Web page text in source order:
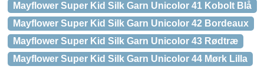
Mayflower Super Kid Silk Garn Unicolor 41 Kobolt Blå
Mayflower Super Kid Silk Garn Unicolor 42 Bordeaux
Mayflower Super Kid Silk Garn Unicolor 43 Rødtræ
Mayflower Super Kid Silk Garn Unicolor 44 Mørk Lilla